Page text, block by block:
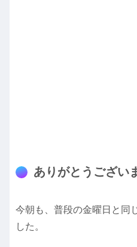
ありがとうござい
今朝も、普段の金曜日と同
した。